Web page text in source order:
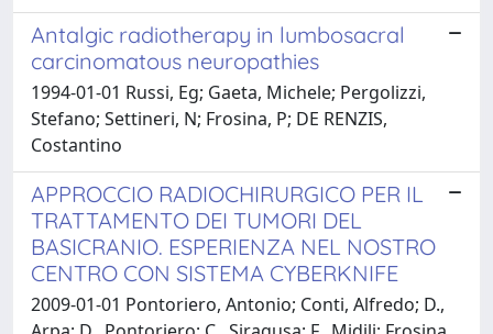
Antalgic radiotherapy in lumbosacral
carcinomatous neuropathies
1994-01-01 Russi, Eg; Gaeta, Michele; Pergolizzi,
Stefano; Settineri, N; Frosina, P; DE RENZIS,
Costantino
APPROCCIO RADIOCHIRURGICO PER IL
TRATTAMENTO DEI TUMORI DEL
BASICRANIO. ESPERIENZA NEL NOSTRO
CENTRO CON SISTEMA CYBERKNIFE
2009-01-01 Pontoriero, Antonio; Conti, Alfredo; D.,